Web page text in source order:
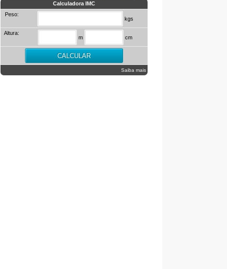
Calculadora IMC
Peso:
kgs
Altura:
m cm
Saiba mais